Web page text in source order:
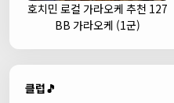
호치민 로컬 가라오케 추천 127
BB 가라오케 (1군)
클럽🎵